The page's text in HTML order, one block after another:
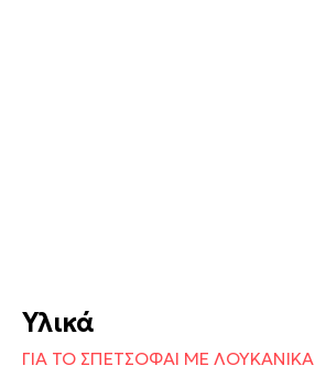
Υλικά
ΓΙΑ ΤΟ ΣΠΕΤΣΟΦΑΙ ΜΕ ΛΟΥΚΑΝΙΚΑ